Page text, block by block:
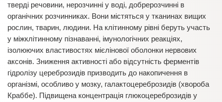
тверді речовини, нерозчинні у воді, добрерозчинні в
органічних розчинниках. Вони містяться у тканинах вищих
рослин, тварин, людини. На клітинному рівні беруть участь
у міжклітинному пізнаванні, імунологічних реакціях,
ізолюючих властивостях мієлінової оболонки нервових
аксонів. Зниження активності або відсутність ферментів
гідролізу цереброзидів призводить до накопичення в
організмі, особливо у мозку, галактоцереброзидів (хвороба
Краббе). Підвищена концентрація глюкоцереброзидів у